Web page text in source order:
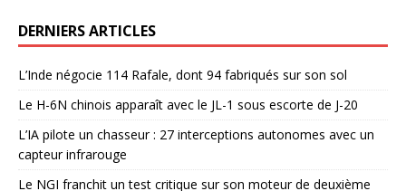
DERNIERS ARTICLES
L’Inde négocie 114 Rafale, dont 94 fabriqués sur son sol
Le H-6N chinois apparaît avec le JL-1 sous escorte de J-20
L’IA pilote un chasseur : 27 interceptions autonomes avec un
capteur infrarouge
Le NGI franchit un test critique sur son moteur de deuxième